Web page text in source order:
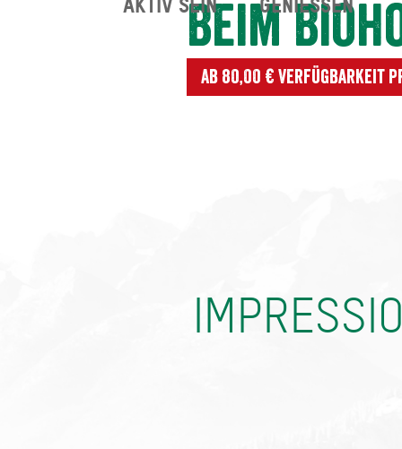
Beim
Ab 80,00 € Verfügbarkeit
AKTIV SEIN GENIESSEN